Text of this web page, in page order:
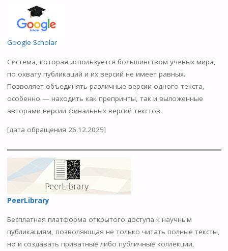
Google Scholar
Система, которая используется большинством ученых мира,
по охвату публикаций и их версий не имеет равных.
Позволяет объединять различные версии одного текста,
особенно — находить как препринты, так и выложенные
авторами версии финальных версий текстов.
[дата обращения 26.12.2025]
PeerLibrary
Бесплатная платформа открытого доступа к научным
публикациям, позволяющая не только читать полные тексты,
но и создавать приватные либо публичные коллекции,